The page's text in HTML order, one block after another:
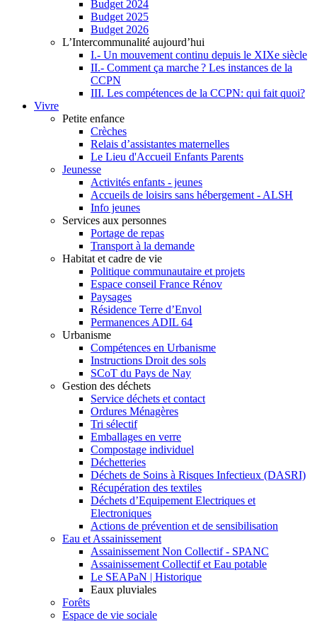
Budget 2024
Budget 2025
Budget 2026
L’Intercommunalité aujourd’hui
I.- Un mouvement continu depuis le XIXe siècle
II.- Comment ça marche ? Les instances de la
CCPN
III. Les compétences de la CCPN: qui fait quoi?
Vivre
Petite enfance
Crèches
Relais d’assistantes maternelles
Le Lieu d'Accueil Enfants Parents
Jeunesse
Activités enfants - jeunes
Accueils de loisirs sans hébergement - ALSH
Info jeunes
Services aux personnes
Portage de repas
Transport à la demande
Habitat et cadre de vie
Politique communautaire et projets
Espace conseil France Rénov
Paysages
Résidence Terre d’Envol
Permanences ADIL 64
Urbanisme
Compétences en Urbanisme
Instructions Droit des sols
SCoT du Pays de Nay
Gestion des déchets
Service déchets et contact
Ordures Ménagères
Tri sélectif
Emballages en verre
Compostage individuel
Déchetteries
Déchets de Soins à Risques Infectieux (DASRI)
Récupération des textiles
Déchets d’Equipement Electriques et
Electroniques
Actions de prévention et de sensibilisation
Eau et Assainissement
Assainissement Non Collectif - SPANC
Assainissement Collectif et Eau potable
Le SEAPaN | Historique
Eaux pluviales
Forêts
Espace de vie sociale